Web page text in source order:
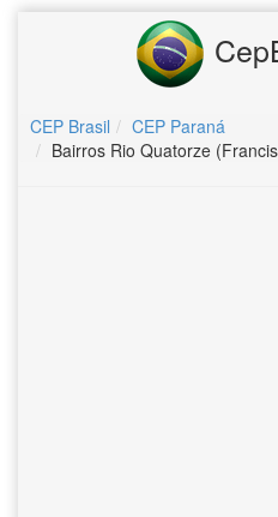
CEP Brasil
CEP Paraná
Bairros Rio Quatorze